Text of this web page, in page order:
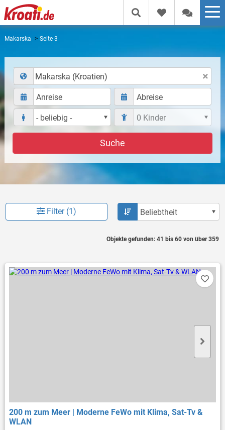
Makarska Seite 3
Makarska (Kroatien)
Suche
Filter (1)
Objekte gefunden: 41 bis 60 von über 359
200 m zum Meer | Moderne FeWo mit Klima, Sat-Tv &
WLAN